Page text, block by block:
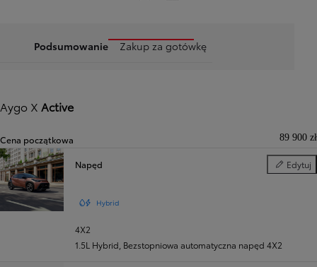
Podsumowanie Zakup za gotówkę
Aygo X Active
Cena początkowa 89 900 zł
Napęd Edytuj
Napęd
Hybrid
4X2
1.5L Hybrid Bezstopniowa automatyczna napęd 4X2